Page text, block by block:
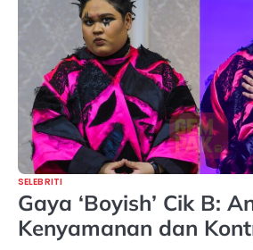
SELEBRITI
Gaya ‘Boyish’ Cik B:
Kenyamanan dan